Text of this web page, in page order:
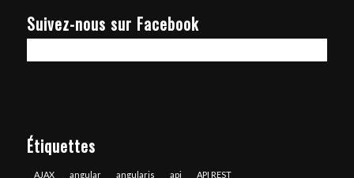
Suivez-nous sur Facebook
Étiquettes
AJAX angular angularjs api API REST